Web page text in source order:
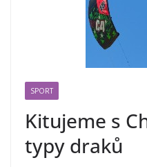
SPORT
Kitujeme s
typy draků